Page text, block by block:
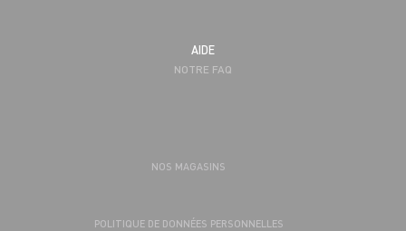
AIDE
NOTRE FAQ
NOS MAGASINS
POLITIQUE DE DONNÉES PERSONNELLES